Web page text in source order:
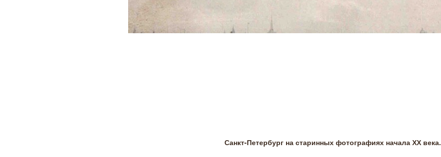
Санкт-Петербург на старинных фотографиях начала ХХ века.